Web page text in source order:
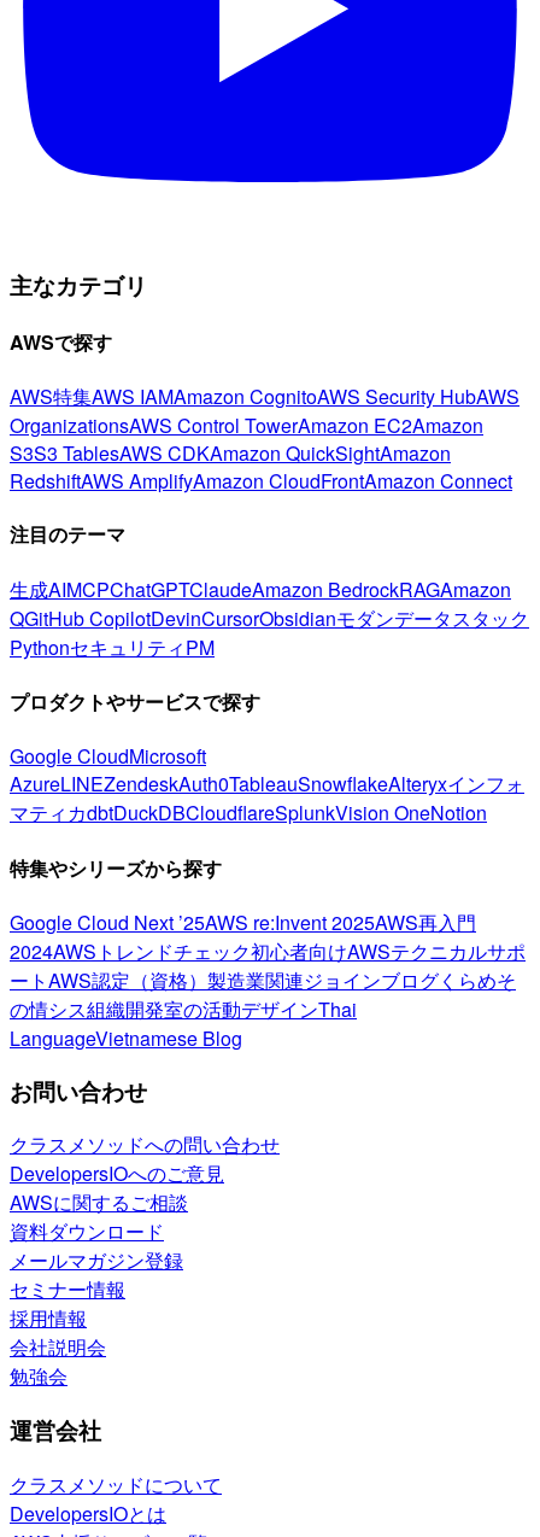
主なカテゴリ
AWSで探す
AWS特集AWS IAMAmazon CognitoAWS Security HubAWS
OrganizationsAWS Control TowerAmazon EC2Amazon
S3S3 TablesAWS CDKAmazon QuickSightAmazon
RedshiftAWS AmplifyAmazon CloudFrontAmazon Connect
注目のテーマ
生成AIMCPChatGPTClaudeAmazon BedrockRAGAmazon
QGitHub CopilotDevinCursorObsidianモダンデータスタック
PythonセキュリティPM
プロダクトやサービスで探す
Google CloudMicrosoft
AzureLINEZendeskAuth0TableauSnowflakeAlteryxインフォ
マティカdbtDuckDBCloudflareSplunkVision OneNotion
特集やシリーズから探す
Google Cloud Next ’25AWS re:Invent 2025AWS再入門
2024AWSトレンドチェック初心者向けAWSテクニカルサポ
ートAWS認定（資格） 製造業関連ジョインブログくらめそ
の情シス組織開発室の活動デザインThai
LanguageVietnamese Blog
お問い合わせ
クラスメソッドへの問い合わせ
DevelopersIOへのご意見
AWSに関するご相談
資料ダウンロード
メールマガジン登録
セミナー情報
採用情報
会社説明会
勉強会
運営会社
クラスメソッドについて
DevelopersIOとは